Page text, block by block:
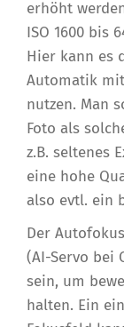
erhöht
ISO 1600 bis
Hier kann es
Automatik
nutzen. Man
Foto als
z.B. seltenes
eine hohe
also evtl. ein
Der
(AI-Servo bei
sein, um
halten. Ein